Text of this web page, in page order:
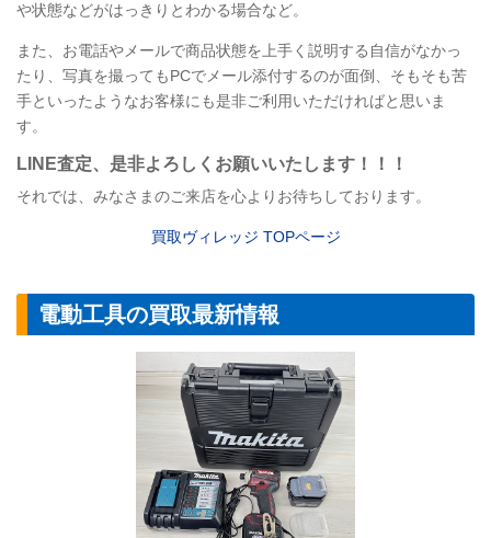
や状態などがはっきりとわかる場合など。
また、お電話やメールで商品状態を上手く説明する自信がなかっ
たり、写真を撮ってもPCでメール添付するのが面倒、そもそも苦
手といったようなお客様にも是非ご利用いただければと思いま
す。
LINE査定、是非よろしくお願いいたします！！！
それでは、みなさまのご来店を心よりお待ちしております。
買取ヴィレッジ TOPページ
電動工具の買取最新情報